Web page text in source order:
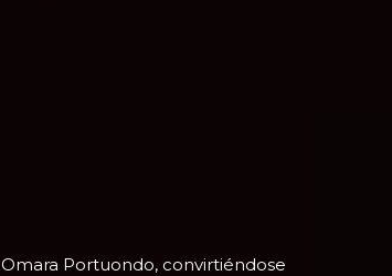
Omara Portuondo, convirtiéndose